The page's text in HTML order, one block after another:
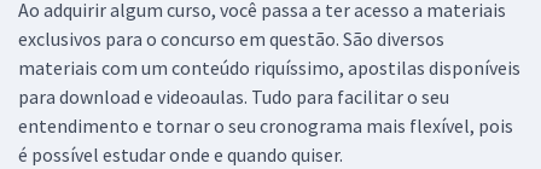
Ao adquirir algum curso, você passa a ter acesso a materiais
exclusivos para o concurso em questão. São diversos
materiais com um conteúdo riquíssimo, apostilas disponíveis
para download e videoaulas. Tudo para facilitar o seu
entendimento e tornar o seu cronograma mais flexível, pois
é possível estudar onde e quando quiser.